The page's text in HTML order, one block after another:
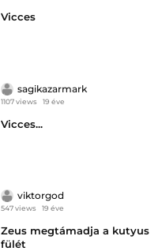
Vicces
sagikazarmark
1107 views 19 éve
Vicces...
viktorgod
547 views 19 éve
Zeus megtámadja a kutyus
fülét